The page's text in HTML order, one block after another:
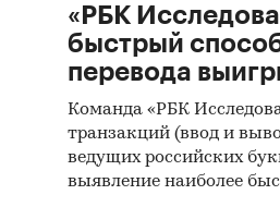
«РБК
быстрый
перевода
Команда «РБК
транзакций (ввод и
ведущих российских
выявление наиболее